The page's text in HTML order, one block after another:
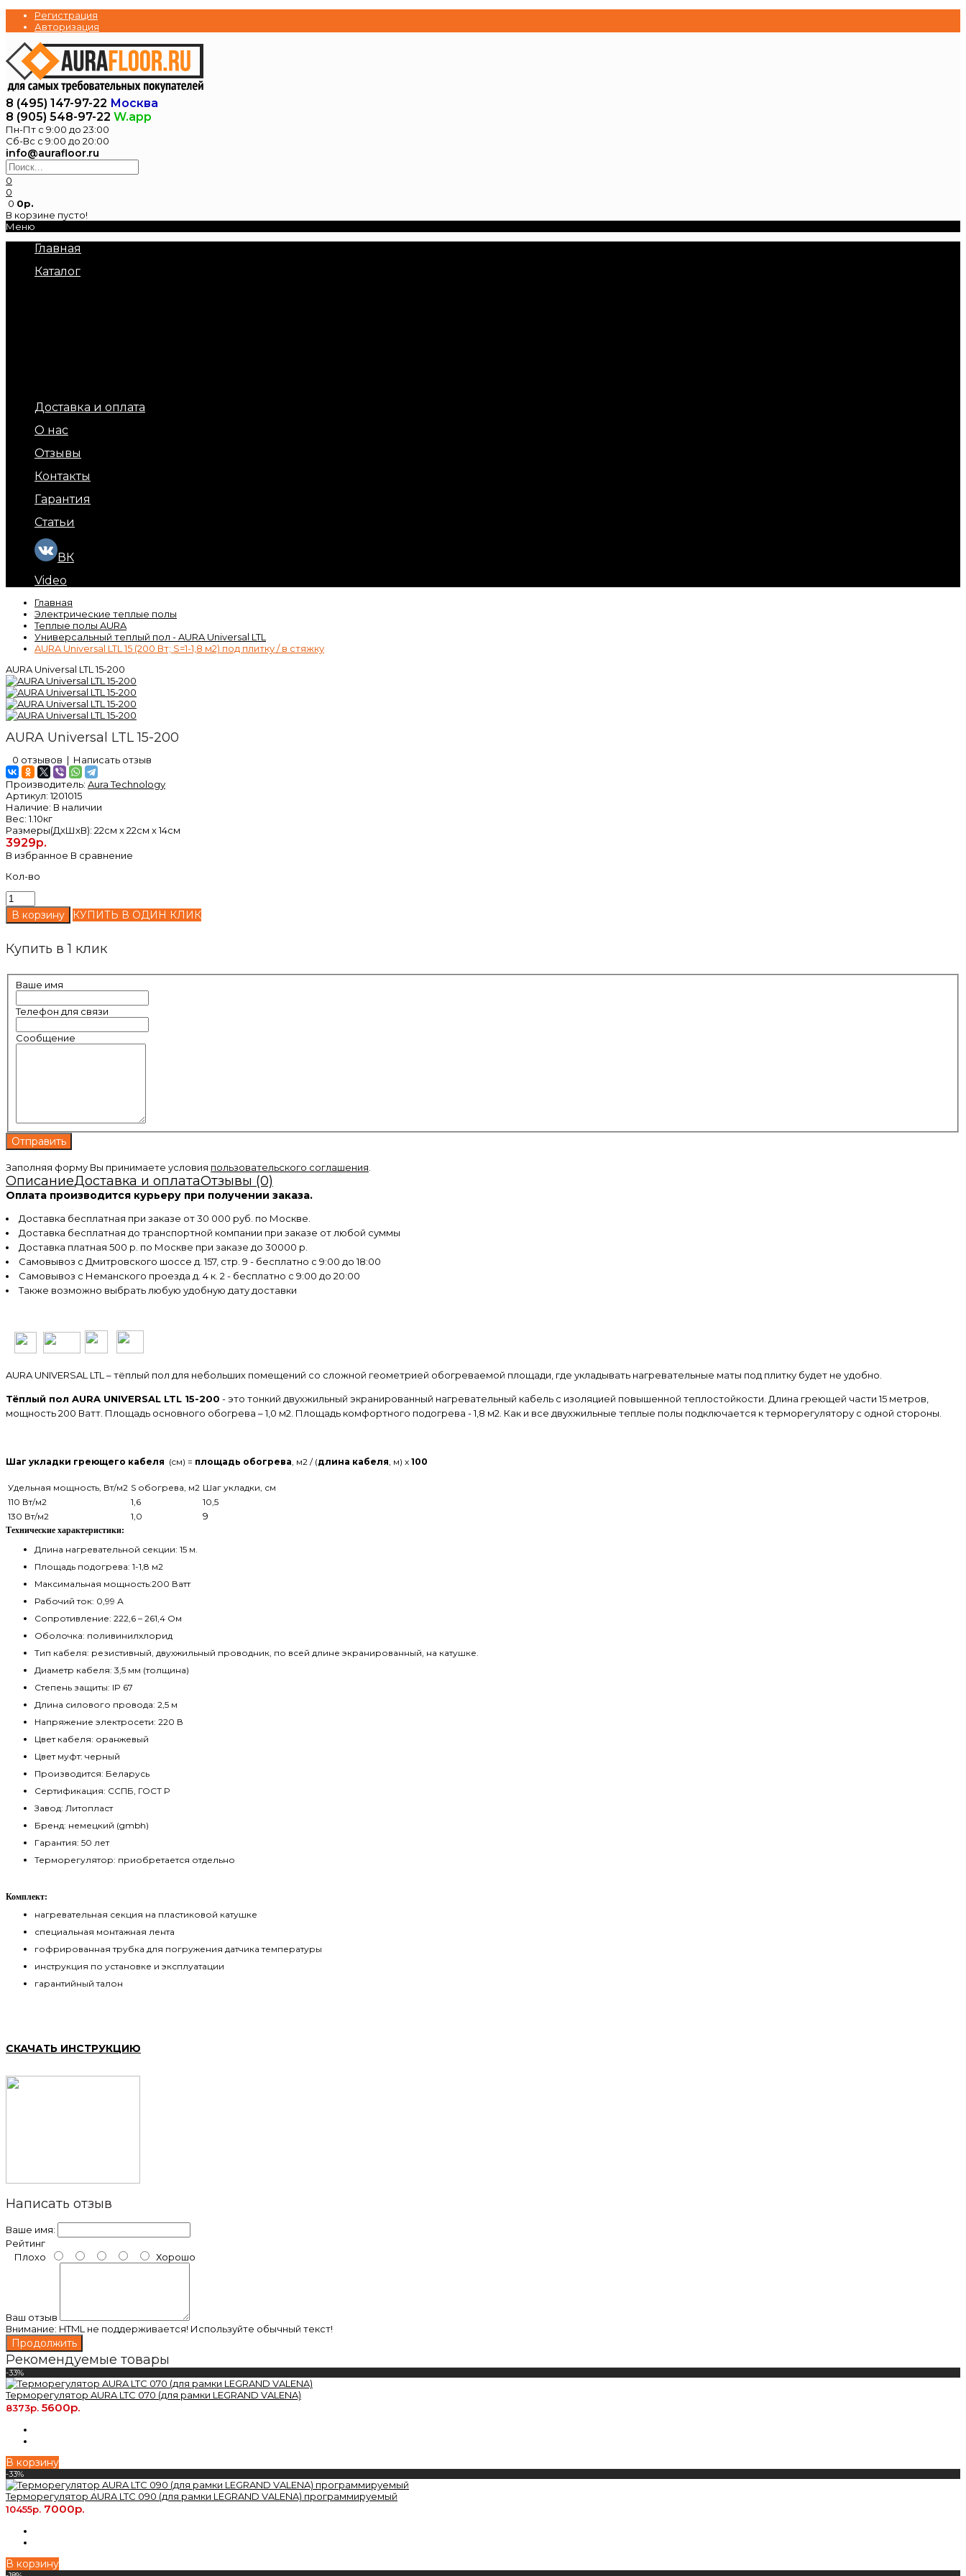
Регистрация
Авторизация
8 (495) 147-97-22 Москва
8 (905) 548-97-22 W.app
Пн-Пт с 9:00 до 23:00
Сб-Вс с 9:00 до 20:00
info@aurafloor.ru
0
0
0 0р.
В корзине пусто!
Меню
Главная
Каталог
Доставка и оплата
О нас
Отзывы
Контакты
Гарантия
Статьи
ВК
Video
Главная
Электрические теплые полы
Теплые полы AURA
Универсальный теплый пол - AURA Universal LTL
AURA Universal LTL 15 (200 Вт; S=1-1,8 м2) под плитку / в стяжку
AURA Universal LTL 15-200
AURA Universal LTL 15-200
0 отзывов | Написать отзыв
Производитель: Aura Technology
Артикул:1201015
Наличие: В наличии
Вес:1.10кг
Размеры(ДxШxВ): 22см x 22см x 14см
3929р.
В избранное В сравнение
Кол-во
КУПИТЬ В ОДИН КЛИК
Купить в 1 клик
Ваше имя
Телефон для связи
Сообщение
Заполняя форму Вы принимаете условия пользовательского соглашения
ОписаниеДоставка и оплатаОтзывы (0)
Оплата производится курьеру при получении заказа.
Доставка бесплатная при заказе от 30 000 руб. по Москве.
Доставка бесплатная до транспортной компании при заказе от любой суммы
Доставка платная 500 р. по Москве при заказе до 30000 р.
Самовывоз с Дмитровского шоссе д. 157, стр. 9 - бесплатно с 9:00 до 18:00
Самовывоз с Неманского проезда д. 4 к. 2 - бесплатно с 9:00 до 20:00
Также возможно выбрать любую удобную дату доставки
AURA UNIVERSAL LTL – тёплый пол для небольших помещений со сложной геометрией обогреваемой площади, где укладывать нагревательные маты под плитку будет не удобно.
Тёплый пол AURA UNIVERSAL LTL 15-200 - это тонкий двухжильный экранированный нагревательный кабель с изоляцией повышенной теплостойкости. Длина греющей части 15 метров,
мощность 200 Ватт. Площадь основного обогрева – 1,0 м2. Площадь комфортного подогрева - 1,8 м2. Как и все двухжильные теплые полы подключается к терморегулятору с одной стороны.
Шаг укладки греющего кабеля (cм) = площадь обогрева , м2 /(длина кабеля , м) х 100
Удельная мощность, Вт/м2 S обогрева, м2 Шаг укладки, см
110 Вт/м2 1,6
10,5
130 Вт/м2
1,0 9
Технические характеристики:
Длина нагревательной секции: 15 м.
Площадь подогрева: 1-1,8 м2
Максимальная мощность:200 Ватт
Рабочий ток: 0,99 А
Сопротивление: 222,6 – 261,4 Ом
Оболочка: поливинилхлорид
Тип кабеля: резистивный, двухжильный проводник, по всей длине экранированный, на катушке.
Диаметр кабеля: 3,5 мм (толщина)
Степень защиты: IP 67
Длина силового провода: 2,5 м
Напряжение электросети: 220 В
Цвет кабеля: оранжевый
Цвет муфт: черный
Производится: Беларусь
Сертификация: ССПБ, ГОСТ Р
Завод: Литопласт
Бренд: немецкий (gmbh)
Гарантия: 50 лет
Терморегулятор: приобретается отдельно
Комплект:
нагревательная секция на пластиковой катушке
специальная монтажная лента
гофрированная трубка для погружения датчика температуры
инструкция по установке и эксплуатации
гарантийный талон
СКАЧАТЬ ИНСТРУКЦИЮ
Написать отзыв
Ваше имя:
Рейтинг
Плохо
Хорошо
Ваш отзыв
Внимание: HTML не поддерживается! Используйте обычный текст!
Продолжить
Рекомендуемые товары
-33%
Терморегулятор AURA LTC 070 (для рамки LEGRAND VALENA)
8373р. 5600р.
В корзину
-33%
Терморегулятор AURA LTC 090 (для рамки LEGRAND VALENA) программируемый
10455р. 7000р.
В корзину